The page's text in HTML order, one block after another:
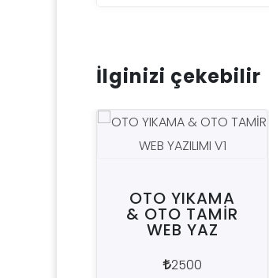
İlginizi çekebilir
WEB